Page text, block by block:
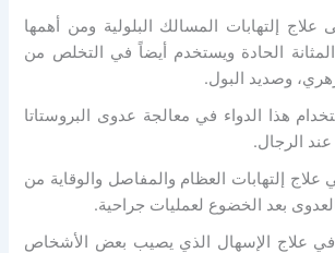
علاج إلتهابات المسالك البلولية ومن أهمها
المثانة الحادة ويستخدم أيضاً في التخلص من
وصديد البول.
هذا الدواء في معالجة عدوى البروستاتا
عند الرجال.
علاج إلتهابات العظام والمفاصل والوقاية من
بعد الخضوع لعمليات جراحية.
علاج الإسهال الذي يصيب بعض الأشخاص